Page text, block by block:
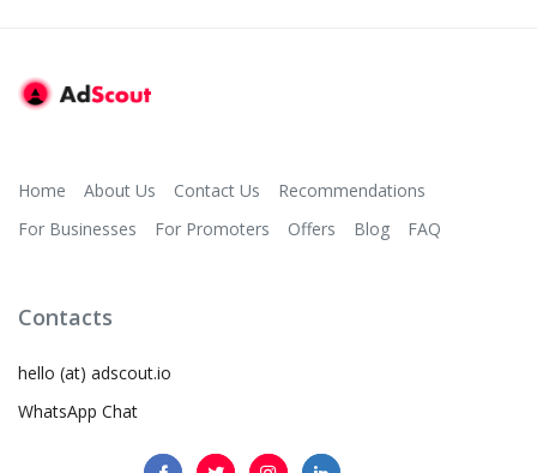
Home About Us Contact Us
Recommendations
For Businesses
For Promoters Offers Blog FAQ
Contacts
hello (at) adscout.io
WhatsApp Chat